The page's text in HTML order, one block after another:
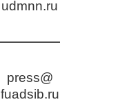
udmnn.ru
press@
fuadsib.ru